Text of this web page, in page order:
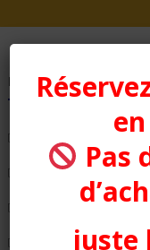
Pages
Condition générale de
Evénementiel
Pas
juste